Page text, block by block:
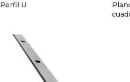
Perfil U